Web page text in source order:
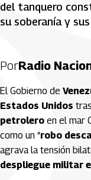
del tanquero
su soberanía y
PorRadio
El Gobierno de
Estados Unidos
petrolero en el mar
como un “robo
agrava la tensión
despliegue militar